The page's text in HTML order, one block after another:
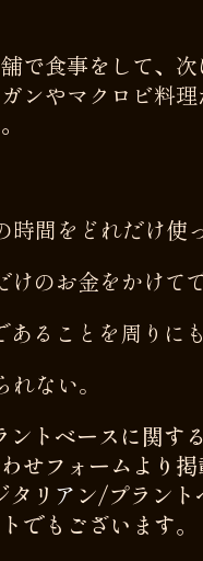
で食事をして、
ンやマクロビ料
間をどれだけ使
のお金をかけて
ることを周りに
ない。
トベースに関す
せフォームより
リ ア ン/プラン
でもございます。